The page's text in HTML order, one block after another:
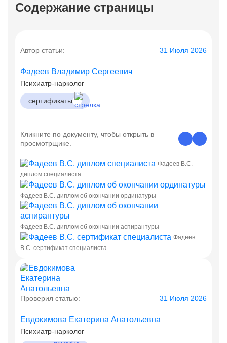
Содержание страницы
Автор статьи: 31 Июля 2026
Фадеев Владимир Сергеевич
Психиатр-нарколог
сертификаты
Кликните по документу, чтобы открыть в
просмотрщике.
Фадеев В.С.
диплом специалиста
Фадеев В.С. диплом об окончании ординатуры
Фадеев В.С. диплом об окончании аспирантуры
Фадеев
В.С. сертификат специалиста
Проверил статью: 31 Июля 2026
Евдокимова Екатерина Анатольевна
Психиатр-нарколог